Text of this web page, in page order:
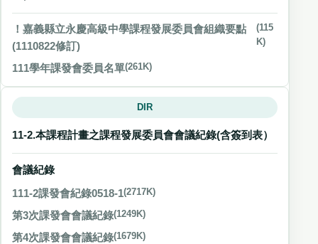
！嘉義縣立永慶高級中學課程發展委員會組織要點
(1110822修訂)
(115
K)
111學年課發會委員名單(261K)
DIR
11-2.本課程計畫之課程發展委員會會議紀錄(含簽到表）
會議紀錄
111-2課發會紀錄0518-1(2717K)
第3次課發會會議紀錄(1249K)
第4次課發會會議紀錄(1679K)